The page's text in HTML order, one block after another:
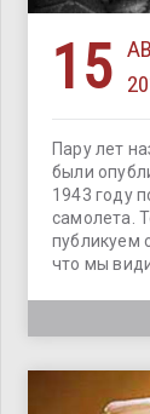
15
Пару лет
были
1943 году
самолета.
публикуем
что мы